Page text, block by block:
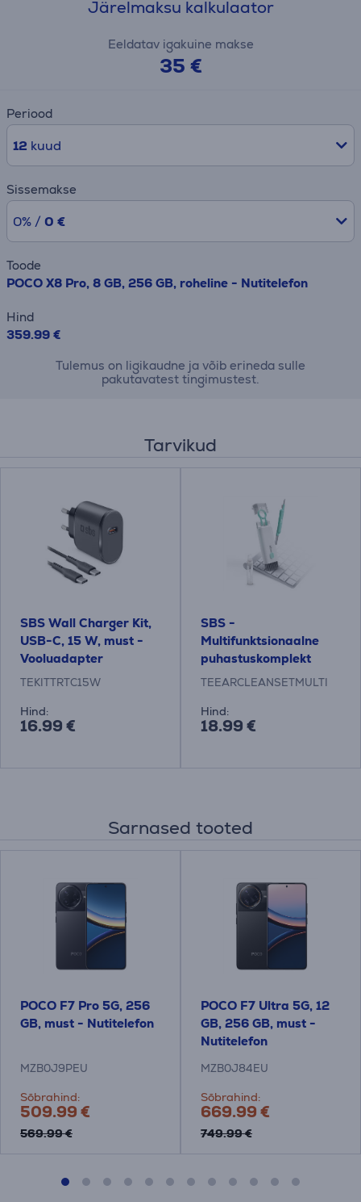
Järelmaksu kalkulaator
Eeldatav igakuine makse
35 €
Periood
12 kuud
Sissemakse
0% / 0 €
Toode
POCO X8 Pro, 8 GB, 256 GB, roheline - Nutitelefon
Hind
359.99 €
Tulemus on ligikaudne ja võib erineda sulle
pakutavatest tingimustest.
Tarvikud
SBS Wall Charger Kit,
USB-C, 15 W, must -
Vooluadapter
TEKITTRTC15W
Hind:
16.99 €
SBS -
Multifunktsionaalne
puhastuskomplekt
TEEARCLEANSETMULTI
Hind:
18.99 €
Sarnased tooted
POCO F7 Pro 5G, 256
GB, must - Nutitelefon
MZB0J9PEU
Sõbrahind:
509.99 €
569.99 €
POCO F7 Ultra 5G, 12
GB, 256 GB, must -
Nutitelefon
MZB0J84EU
Sõbrahind:
669.99 €
749.99 €